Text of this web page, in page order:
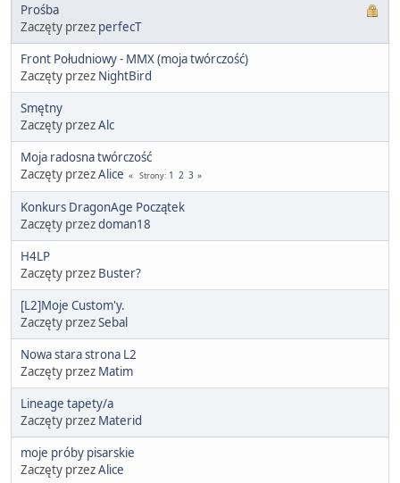
Prośba
Zaczęty przez perfecT
Front Południowy - MMX (moja twórczość)
Zaczęty przez NightBird
Smętny
Zaczęty przezAlc
Moja radosna twórczość
Zaczęty przezAlice Strony 1 2 3
Konkurs DragonAge Początek
Zaczęty przezdoman18
H4LP
Zaczęty przez Buster?
[L2]Moje Custom'y.
Zaczęty przezSebal
Nowa stara strona L2
Zaczęty przez Matim
Lineage tapety/a
Zaczęty przez Materid
moje próby pisarskie
Zaczęty przezAlice